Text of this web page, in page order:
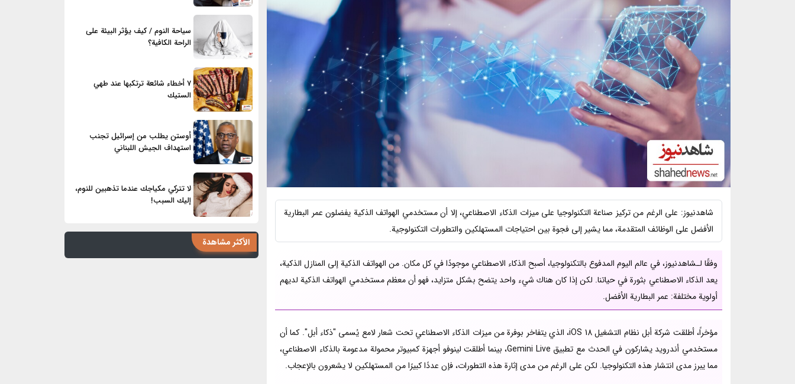
شاهدنیوز: على الرغم من تركيز صناعة التكنولوجيا على ميزات الذكاء الاصطناعي، إلا أن مستخدمي الهواتف الذكية يفضلون عمر البطارية
الأفضل على الوظائف المتقدمة، مما يشير إلى فجوة بين احتياجات المستهلكين والتطورات التكنولوجية.
وفقًا لـشاهدنیوز، في عالم اليوم المدفوع بالتكنولوجيا، أصبح الذكاء الاصطناعي موجودًا في كل مكان. من الهواتف الذكية إلى المنازل الذكية،
يعد الذكاء الاصطناعي بثورة في حياتنا. لكن إذا كان هناك شيء واحد يتضح بشكل متزايد، فهو أن معظم مستخدمي الهواتف الذكية لديهم
أولوية مختلفة: عمر البطارية الأفضل.
مؤخراً، أطلقت شركة أبل نظام التشغيل iOS 18، الذي يتفاخر بوفرة من ميزات الذكاء الاصطناعي تحت شعار لامع يُسمى "ذكاء أبل". كما أن
مستخدمي أندرويد يشاركون في الحدث مع تطبيق Gemini Live، بينما أطلقت لينوفو أجهزة كمبيوتر محمولة مدعومة بالذكاء الاصطناعي،
مما يبرز مدى انتشار هذه التكنولوجيا. لكن على الرغم من مدى إثارة هذه التطورات، فإن عددًا كبيرًا من المستهلكين لا يشعرون بالإعجاب.
سياحة النوم / كيف يؤثر البيئة على
الراحة الكافية؟
7 أخطاء شائعة ترتكبها عند طهي
الستيك
أوستن يطلب من إسرائيل تجنب
استهداف الجيش اللبناني
لا تتركي مكياجك عندما تذهبين للنوم،
إليك السبب!
الأكثر مشاهدة